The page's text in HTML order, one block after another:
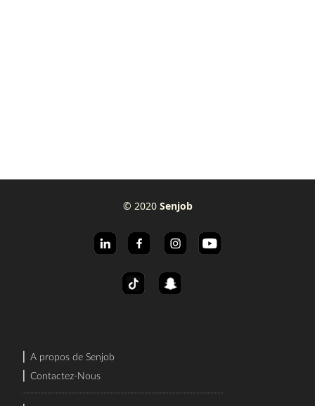
© 2020 Senjob
⎜A propos de Senjob
⎜Contactez-Nous